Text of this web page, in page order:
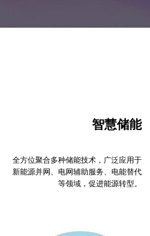
智慧储能
全方位聚合多种储能技术，广泛应用于
新能源并网、电网辅助服务、电能替代
等领域，促进能源转型。